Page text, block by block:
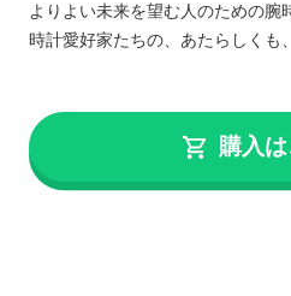
よりよい未来を望む人のための
時計愛好家たちの、あたらしくも
購入